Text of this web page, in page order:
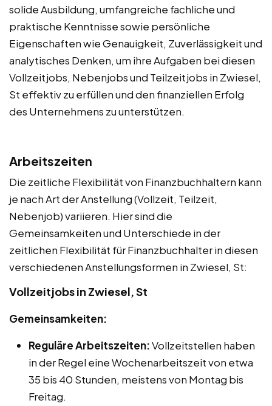
solide Ausbildung, umfangreiche fachliche und
praktische Kenntnisse sowie persönliche
Eigenschaften wie Genauigkeit, Zuverlässigkeit und
analytisches Denken, um ihre Aufgaben bei diesen
Vollzeitjobs, Nebenjobs und Teilzeitjobs in Zwiesel,
St effektiv zu erfüllen und den finanziellen Erfolg
des Unternehmens zu unterstützen.
Arbeitszeiten
Die zeitliche Flexibilität von Finanzbuchhaltern kann
je nach Art der Anstellung (Vollzeit, Teilzeit,
Nebenjob) variieren. Hier sind die
Gemeinsamkeiten und Unterschiede in der
zeitlichen Flexibilität für Finanzbuchhalter in diesen
verschiedenen Anstellungsformen in Zwiesel, St:
Vollzeitjobs in Zwiesel, St
Gemeinsamkeiten:
Reguläre Arbeitszeiten:Vollzeitstellen haben
in der Regel eine Wochenarbeitszeit von etwa
35 bis 40 Stunden, meistens von Montag bis
Freitag.